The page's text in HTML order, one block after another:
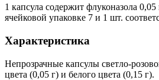
1 капсула содержит флуконазола
ячейковой упаковке 7 и 1 шт.
Характеристика
Непрозрачные капсулы светло-
цвета (0,05 г) и белого цвета (0,15 г).